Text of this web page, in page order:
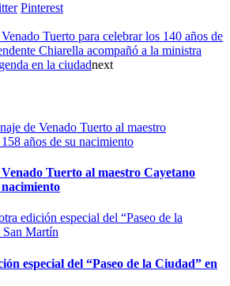
Pinterest
Tuerto para celebrar los 140 años de
Chiarella acompañó a la ministra
en la ciudadnext
Tuerto al maestro Cayetano
nacimiento
especial del “Paseo de la Ciudad” en